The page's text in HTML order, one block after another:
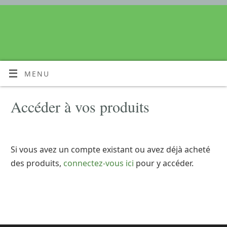
MENU
Accéder à vos produits
Si vous avez un compte existant ou avez déjà acheté
des produits, connectez-vous ici pour y accéder.